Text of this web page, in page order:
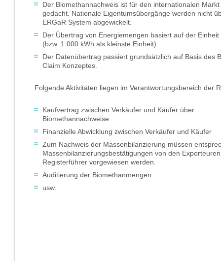
Der Biomethannachweis ist für den internationalen Markt
gedacht. Nationale Eigentumsübergänge werden nicht
ERGaR System abgewickelt.
Der Übertrag von Energiemengen basiert auf der Einheit
(bzw. 1 000 kWh als kleinste Einheit).
Der Datenübertrag passiert grundsätzlich auf Basis des
Claim Konzeptes.
Folgende Aktivitäten liegen im Verantwortungsbereich der
Kaufvertrag zwischen Verkäufer und Käufer über
Biomethannachweise
Finanzielle Abwicklung zwischen Verkäufer und Käufer
Zum Nachweis der Massenbilanzierung müssen
Massenbilanzierungsbestätigungen von den
Registerführer vorgewiesen werden.
Auditierung der Biomethanmengen
usw.